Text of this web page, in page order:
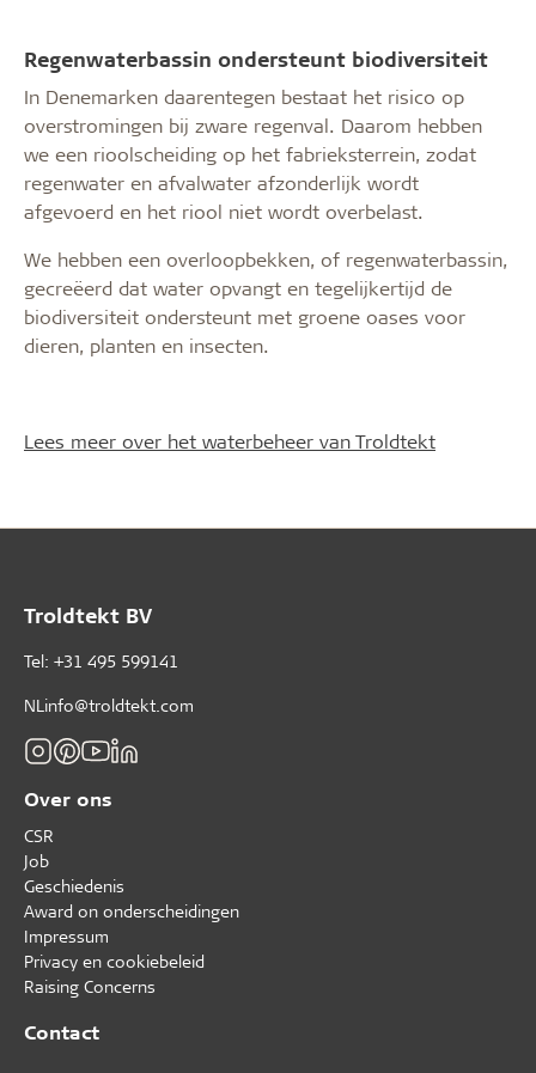
Regenwaterbassin ondersteunt biodiversiteit
In Denemarken daarentegen bestaat het risico op
overstromingen bij zware regenval. Daarom hebben
we een rioolscheiding op het fabrieksterrein, zodat
regenwater en afvalwater afzonderlijk wordt
afgevoerd en het riool niet wordt overbelast.
We hebben een overloopbekken, of regenwaterbassin,
gecreëerd dat water opvangt en tegelijkertijd de
biodiversiteit ondersteunt met groene oases voor
dieren, planten en insecten.
Lees meer over het waterbeheer van Troldtekt
Troldtekt BV
Tel: +31 495 599141
NLinfo@troldtekt.com
Over ons
CSR
Job
Geschiedenis
Award on onderscheidingen
Impressum
Privacy en cookiebeleid
Raising Concerns
Contact